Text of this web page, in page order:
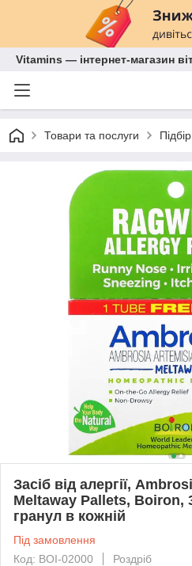
Vitamins — інтернет-магазин
Товари та послуги
Засіб від алергії,
Meltaway Pallets, Boiron,
гранул в кожній
Під замовлення
Код: BOI-02000
Роздріб